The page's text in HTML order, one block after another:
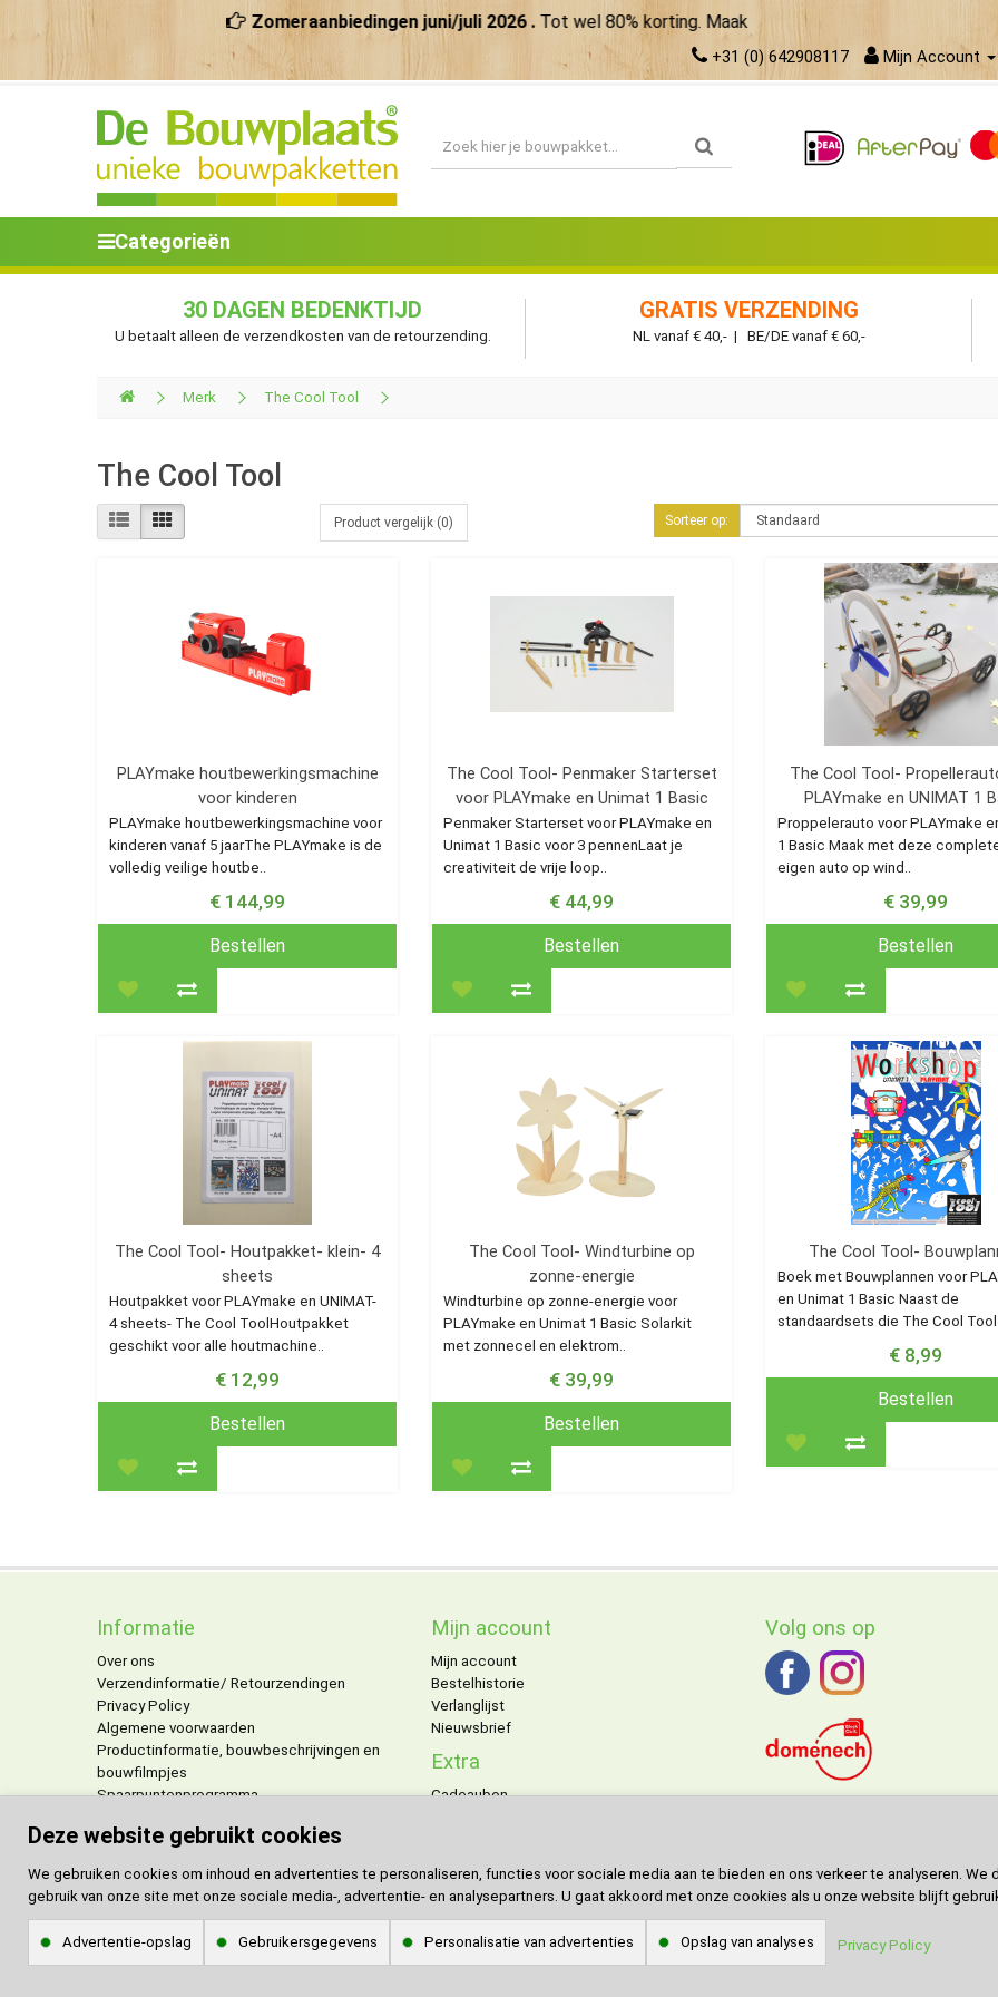
Zomeraanbiedingen juni/juli 2026 .Tot wel 80% korting. Maak meer van je zomer!
+31 (0) 642908117 Mijn Account
Categorieën
30 DAGEN BEDENKTIJD
U betaalt alleen de verzendkosten van de retourzending.
GRATIS VERZENDING
NL vanaf € 40,- | BE/DE vanaf € 60,-
Merk The Cool Tool
The Cool Tool
Product vergelijk (0) Sorteer op:
PLAYmake houtbewerkingsmachine
voor kinderen
PLAYmake houtbewerkingsmachine voor
kinderen vanaf 5 jaar The PLAYmake is de
volledig veilige houtbe..
€ 144,99
Bestellen
The Cool Tool- Penmaker Starterset
voor PLAYmake en Unimat 1 Basic
Penmaker Starterset voor PLAYmake en
Unimat 1 Basic voor 3 pennen Laat je
creativiteit de vrije loop..
€ 44,99
Bestellen
The Cool Tool-
PLAYmake en UNIMAT 1
Proppelerauto voor PLAYmake
1 Basic Maak met deze
eigen auto op wind..
€ 39,99
Bestellen
The Cool Tool- Houtpakket- klein- 4
sheets
Houtpakket voor PLAYmake en UNIMAT-
4 sheets- The Cool ToolHoutpakket
geschikt voor alle houtmachine..
€ 12,99
Bestellen
The Cool Tool- Windturbine op
zonne-energie
Windturbine op zonne-energie voor
PLAYmake en Unimat 1 Basic Solarkit
met zonnecel en elektrom..
€ 39,99
Bestellen
The Cool Tool-
Boek met Bouwplannen voor
en Unimat 1 Basic Naast de
standaardsets die The Cool Tool
€ 8,99
Bestellen
Informatie
Over ons
Verzendinformatie/ Retourzendingen
Privacy Policy
Algemene voorwaarden
Productinformatie, bouwbeschrijvingen en
bouwfilmpjes
Spaarpuntenprogramma
Mijn account
Mijn account
Bestelhistorie
Verlanglijst
Nieuwsbrief
Extra
Cadeaubon
Volg ons op
DOMENECHagent voor de
Ontwerp en realisatie I-match webconcepts | De Bouwplaats - Unieke bouwpakketten © 2021
Deze website gebruikt cookies
We gebruiken cookies om inhoud en advertenties te personaliseren, functies voor sociale media aan te bieden en ons verkeer te analyseren. We
gebruik van onze site met onze sociale media-, advertentie- en analysepartners. U gaat akkoord met onze cookies als u onze website blijft
Advertentie-opslag Gebruikersgegevens Personalisatie van advertenties Opslag van analyses Privacy Policy